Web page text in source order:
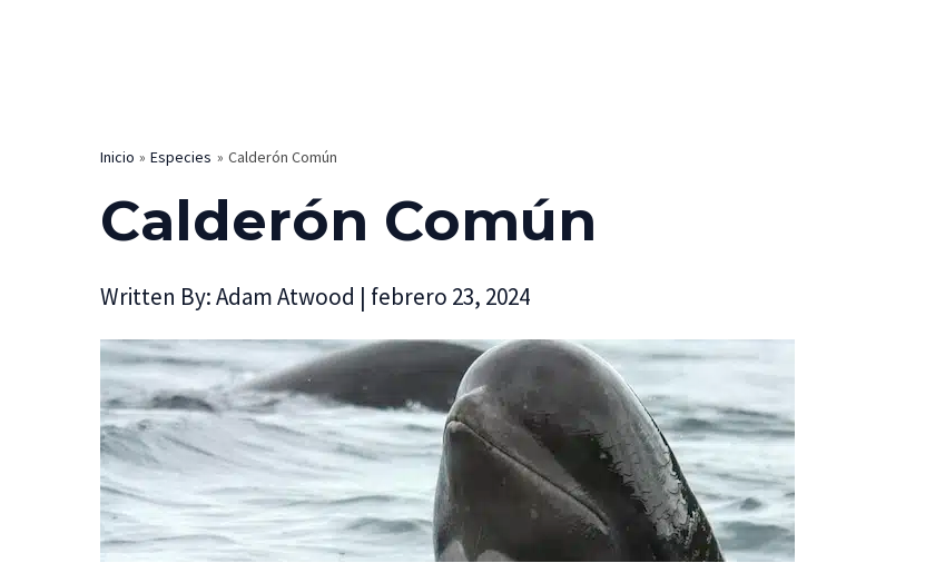
Inicio Especies Calderón Común
Calderón Común
Written By:Adam Atwood | febrero 23, 2024